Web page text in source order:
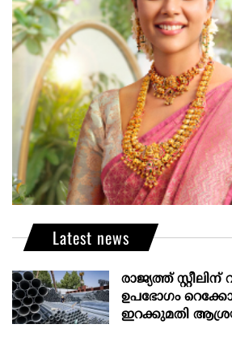
Latest news
രാജ്യത്ത്
ഉപഭോഗം
ഇറക്കുമതി